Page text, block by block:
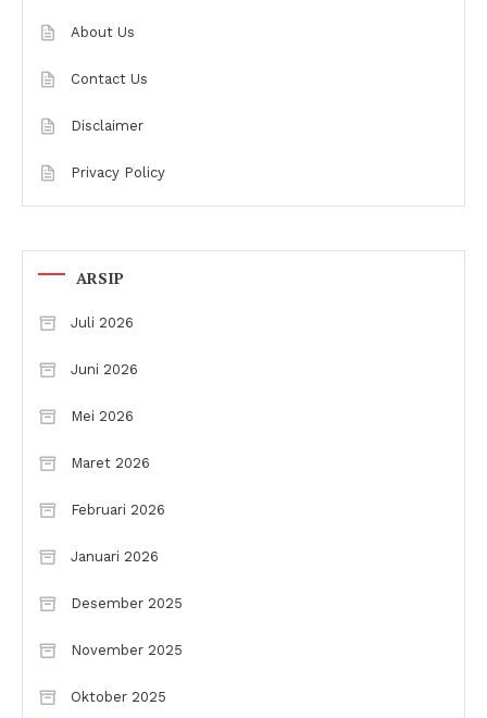
About Us
Contact Us
Disclaimer
Privacy Policy
ARSIP
Juli 2026
Juni 2026
Mei 2026
Maret 2026
Februari 2026
Januari 2026
Desember 2025
November 2025
Oktober 2025